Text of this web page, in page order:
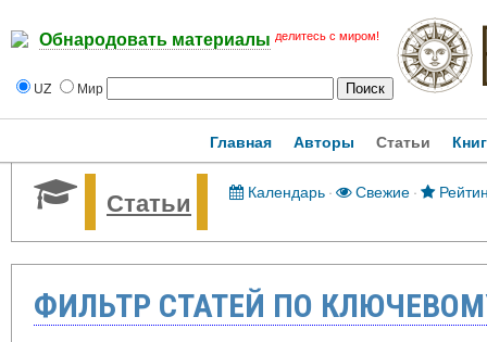
Обнародовать материалы делитесь с миром!
UZ Мир
Главная Авторы Статьи
Статьи Календарь· Свежие·
ФИЛЬТР СТАТЕЙ ПО